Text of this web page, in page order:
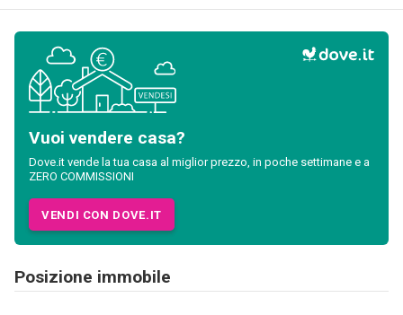
Vuoi vendere casa?
Dove.it vende la tua casa al miglior prezzo, in poche settimane e a
ZERO COMMISSIONI
VENDI CON DOVE.IT
Posizione immobile